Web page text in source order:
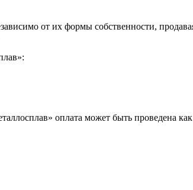
от их формы собственности,
оплата может быть проведена